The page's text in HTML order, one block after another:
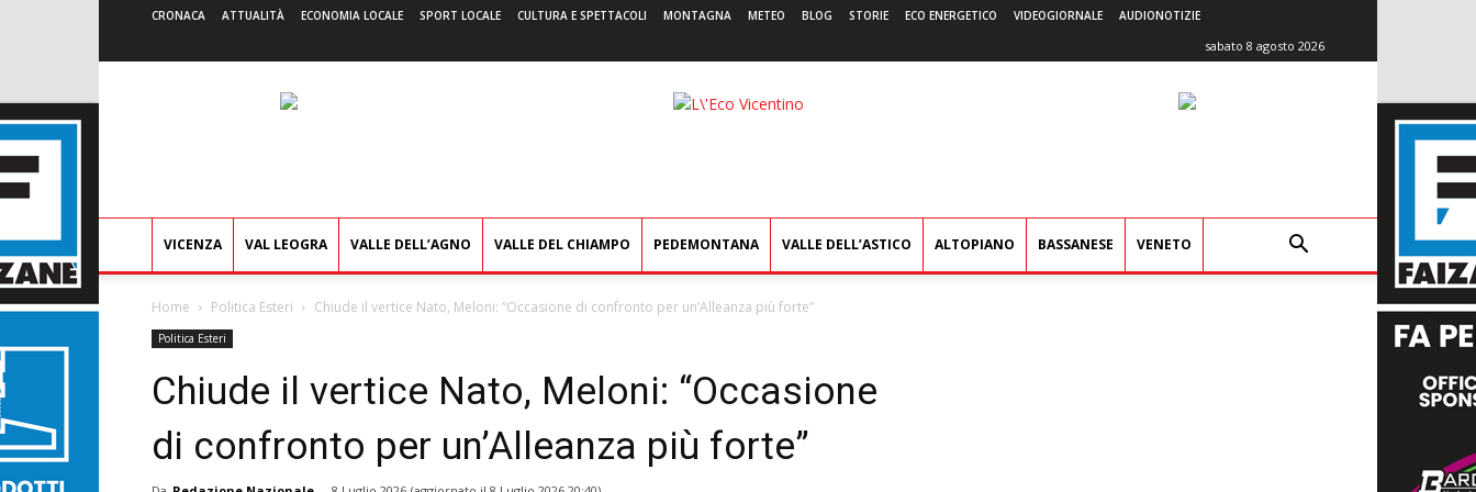
CRONACA ATTUALITÀ ECONOMIA LOCALE SPORT LOCALE CULTURA E SPETTACOLI MONTAGNA METEO BLOG STORIE ECO ENERGETICO VIDEOGIORNALE AUDIONOTIZIE
sabato 8 agosto 2026
L'Eco
VICENZA VAL LEOGRA VALLE DELL’AGNO VALLE DEL CHIAMPO PEDEMONTANA VALLE DELL’ASTICO ALTOPIANO BASSANESE VENETO
Home Politica Esteri Chiude il vertice Nato, Meloni: “Occasione di confronto per un’Alleanza più forte”
Politica Esteri
Chiude il vertice Nato, Meloni: “Occasione
di confronto per un’Alleanza più forte”